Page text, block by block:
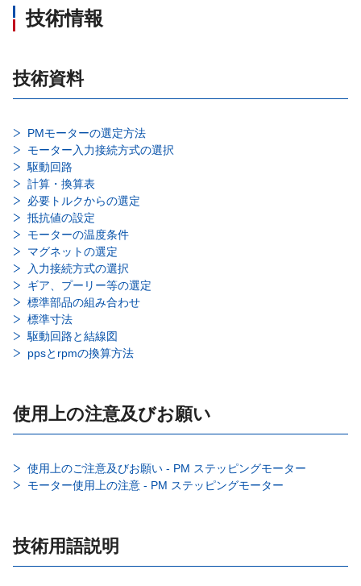
技術情報
技術資料
PMモーターの選定方法
モーター入力接続方式の選択
駆動回路
計算・換算表
必要トルクからの選定
抵抗値の設定
モーターの温度条件
マグネットの選定
入力接続方式の選択
ギア、プーリー等の選定
標準部品の組み合わせ
標準寸法
駆動回路と結線図
ppsとrpmの換算方法
使用上の注意及びお願い
使用上のご注意及びお願い - PM ステッピングモーター
モーター使用上の注意 - PM ステッピングモーター
技術用語説明